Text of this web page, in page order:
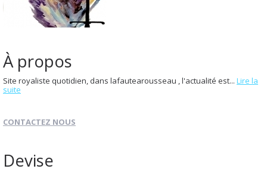
À propos
Site royaliste quotidien, dans lafautearousseau , l'actualité est... Lire la
suite
CONTACTEZ NOUS
Devise